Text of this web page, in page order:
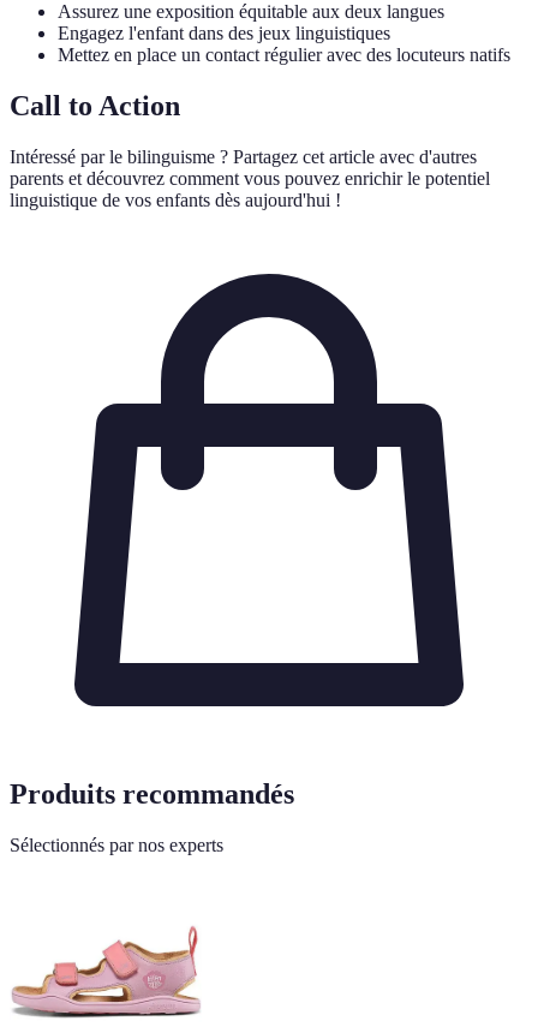
Assurez une exposition équitable aux deux langues
Engagez l'enfant dans des jeux linguistiques
Mettez en place un contact régulier avec des locuteurs natifs
Call to Action
Intéressé par le bilinguisme ? Partagez cet article avec d'autres
parents et découvrez comment vous pouvez enrichir le potentiel
linguistique de vos enfants dès aujourd'hui !
Produits recommandés
Sélectionnés par nos experts